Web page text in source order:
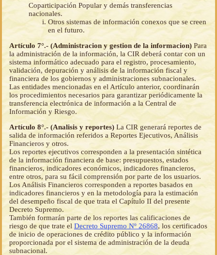
Coparticipación Popular y demás transferencias
nacionales.
Otros sistemas de información conexos que se creen
en el futuro.
Artículo 7°.- (Administracion y gestion de la informacion) Para
la administración de la información, la CIR deberá contar con un
sistema informático adecuado para el registro, procesamiento,
validación, depuración y análisis de la información fiscal y
financiera de los gobiernos y administraciones subnacionales.
Las entidades mencionadas en el Artículo anterior, coordinarán
los procedimientos necesarios para garantizar periódicamente la
transferencia electrónica de información a la Central de
Información y Riesgo.
Artículo 8°.- (Analisis y reportes) La CIR generará reportes de
salida de información referidos a Reportes Ejecutivos, Análisis
Financieros y otros.
Los reportes ejecutivos corresponden a la presentación sintética
de la información financiera de base: presupuestos, estados
financieros, indicadores económicos, indicadores financieros,
entre otros, para su fácil comprensión por parte de los usuarios.
Los Análisis Financieros corresponden a reportes basados en
indicadores financieros y en la metodología para la estimación
del desempeño fiscal de que trata el Capítulo II del presente
Decreto Supremo.
También formarán parte de los reportes las calificaciones de
riesgo de que trate el Decreto Supremo Nº 26868, los certificados
de inicio de operaciones de crédito público y la información
proporcionada por el sistema de administración de la deuda
subnacional.